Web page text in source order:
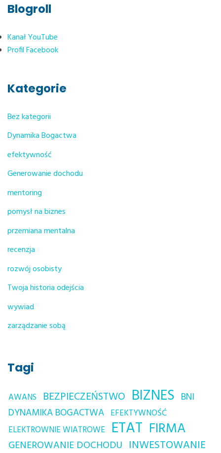
Blogroll
Kanał YouTube
Profil Facebook
Kategorie
Bez kategorii
Dynamika Bogactwa
efektywność
Generowanie dochodu
mentoring
pomysł na biznes
przemiana mentalna
recenzja
rozwój osobisty
Twoja historia odejścia
wywiad
zarządzanie sobą
Tagi
AWANS BEZPIECZEŃSTWO BIZNES BNI
DYNAMIKA BOGACTWA EFEKTYWNOŚĆ
ELEKTROWNIE WIATROWE ETAT FIRMA
GENEROWANIE DOCHODU INWESTOWANIE